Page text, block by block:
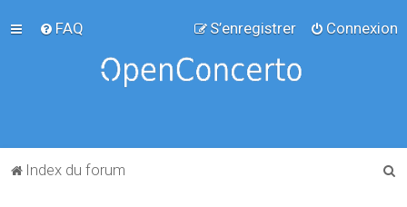
FAQ Connexion
S’enregistrer
Index du forum